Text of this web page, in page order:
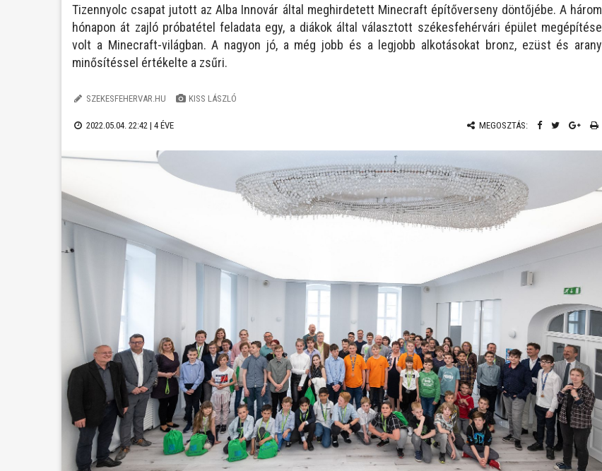
Tizennyolc csapat jutott az Alba Innovár által meghirdetett Minecraft építőverseny döntőjébe. A három
hónapon át zajló próbatétel feladata egy, a diákok által választott székesfehérvári épület megépítése
volt a Minecraft-világban. A nagyon jó, a még jobb és a legjobb alkotásokat bronz, ezüst és arany
minősítéssel értékelte a zsűri.
SZEKESFEHERVAR.HU KISS LÁSZLÓ
2022.05.04. 22:42 | 4 ÉVE MEGOSZTÁS: